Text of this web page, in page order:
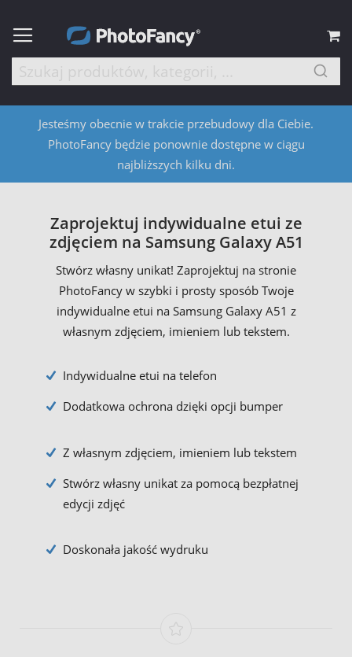
Jesteśmy obecnie w trakcie przebudowy dla Ciebie.
PhotoFancy będzie ponownie dostępne w ciągu
najbliższych kilku dni.
Zaprojektuj indywidualne etui ze
zdjęciem na Samsung Galaxy A51
Stwórz własny unikat! Zaprojektuj na stronie
PhotoFancy w szybki i prosty sposób Twoje
indywidualne etui na Samsung Galaxy A51 z
własnym zdjęciem, imieniem lub tekstem.
Indywidualne etui na telefon
Dodatkowa ochrona dzięki opcji bumper
Z własnym zdjęciem, imieniem lub tekstem
Stwórz własny unikat za pomocą bezpłatnej
edycji zdjęć
Doskonała jakość wydruku